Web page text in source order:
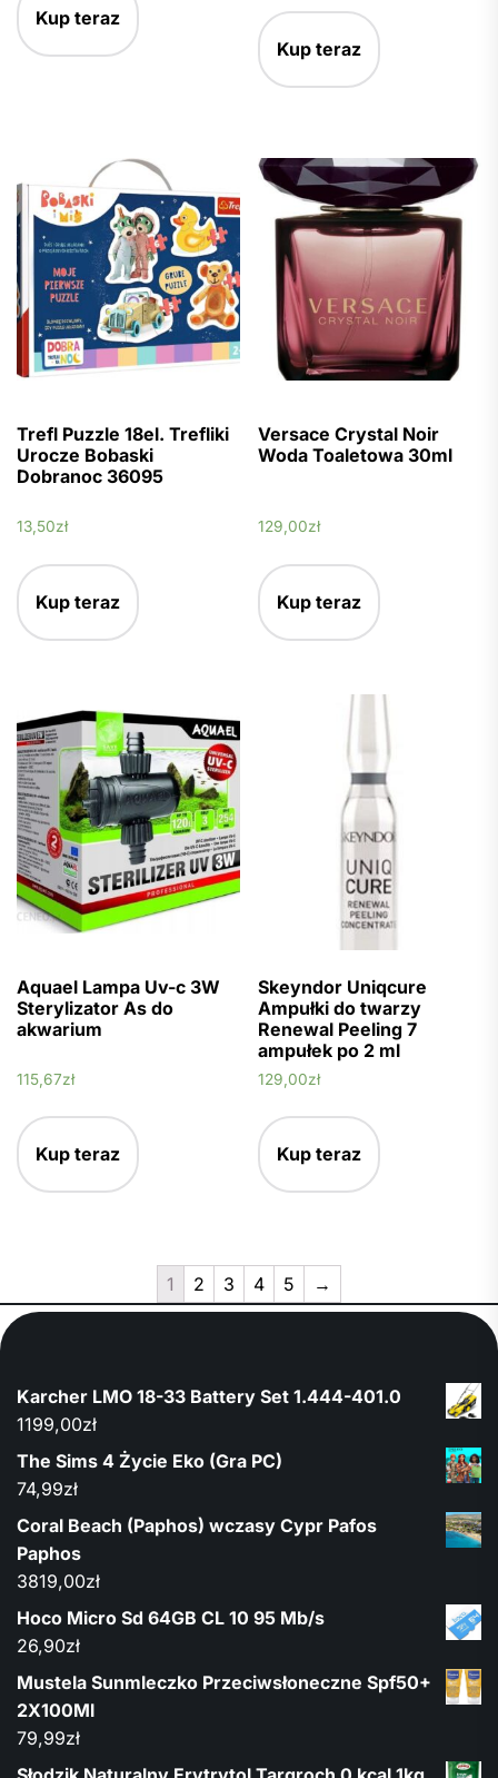
Kup teraz
Kup teraz
Trefl Puzzle 18el. Trefliki
Urocze Bobaski
Dobranoc 36095
13,50zł
Kup teraz
Versace Crystal Noir
Woda Toaletowa 30ml
129,00zł
Kup teraz
Aquael Lampa Uv-c 3W
Sterylizator As do
akwarium
115,67zł
Kup teraz
Skeyndor Uniqcure
Ampułki do twarzy
Renewal Peeling 7
ampułek po 2 ml
129,00zł
Kup teraz
1 2 3 4 5 →
Karcher LMO 18-33 Battery Set 1.444-401.0
1199,00zł
The Sims 4 Życie Eko (Gra PC)
74,99zł
Coral Beach (Paphos) wczasy Cypr Pafos
Paphos
3819,00zł
Hoco Micro Sd 64GB CL 10 95 Mb/s
26,90zł
Mustela Sunmleczko Przeciwsłoneczne Spf50+
2X100Ml
79,99zł